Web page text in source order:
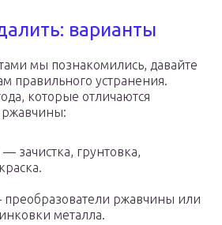
варианты
мы познакомились, давайте
правильного устранения.
которые отличаются
ржавчины:
зачистка, грунтовка,
ржавчины или
металла.